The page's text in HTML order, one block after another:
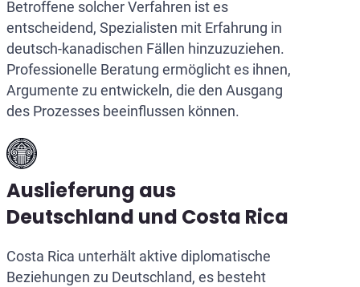
Betroffene solcher Verfahren ist es
entscheidend, Spezialisten mit Erfahrung in
deutsch-kanadischen Fällen hinzuzuziehen.
Professionelle Beratung ermöglicht es ihnen,
Argumente zu entwickeln, die den Ausgang
des Prozesses beeinflussen können.
Auslieferung aus
Deutschland und Costa Rica
Costa Rica unterhält aktive diplomatische
Beziehungen zu Deutschland, es besteht